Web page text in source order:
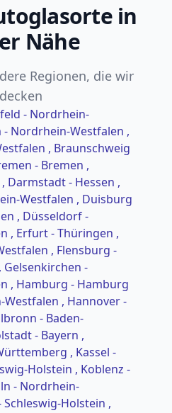
in
Nähe
Regionen, die wir
- Nordrhein-
- Nordrhein-Westfalen ,
, Braunschweig
- Bremen ,
, Darmstadt - Hessen ,
Westfalen , Duisburg
, Düsseldorf -
, Erfurt - Thüringen ,
, Flensburg -
, Gelsenkirchen -
, Hamburg - Hamburg
Westfalen , Hannover -
- Baden-
- Bayern ,
, Kassel -
Holstein , Koblenz -
- Nordrhein-
Schleswig-Holstein ,